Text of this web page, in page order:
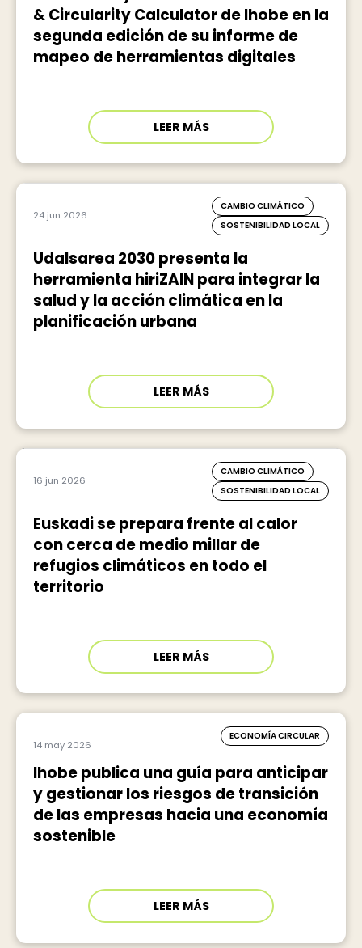
& Circularity Calculator de Ihobe en la
segunda edición de su informe de
mapeo de herramientas digitales
LEER MÁS
24 jun 2026
CAMBIO CLIMÁTICO
SOSTENIBILIDAD LOCAL
Udalsarea 2030 presenta la
herramienta hiriZAIN para integrar la
salud y la acción climática en la
planificación urbana
LEER MÁS
16 jun 2026
CAMBIO CLIMÁTICO
SOSTENIBILIDAD LOCAL
Euskadi se prepara frente al calor
con cerca de medio millar de
refugios climáticos en todo el
territorio
LEER MÁS
14 may 2026
ECONOMÍA CIRCULAR
Ihobe publica una guía para anticipar
y gestionar los riesgos de transición
de las empresas hacia una economía
sostenible
LEER MÁS